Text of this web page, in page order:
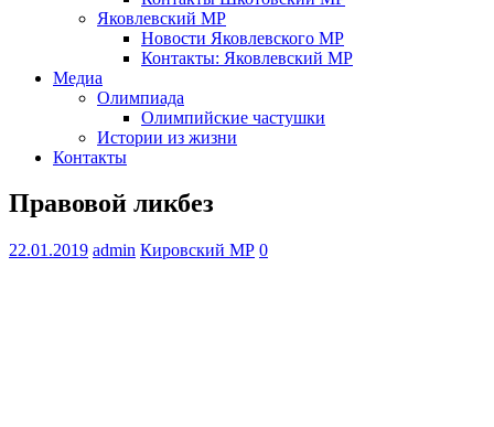
Яковлевский МР
Новости Яковлевского МР
Контакты: Яковлевский МР
Медиа
Олимпиада
Олимпийские частушки
Истории из жизни
Контакты
Правовой ликбез
22.01.2019 admin Кировский МР 0